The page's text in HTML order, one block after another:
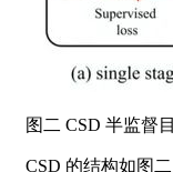
图二 CSD 半监督
CSD 的结构如图